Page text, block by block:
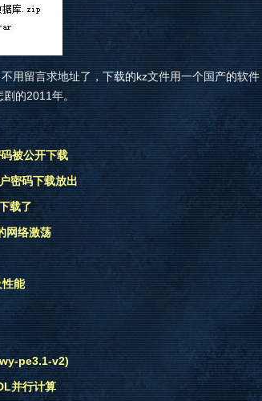
用留言求地址了，下载的kz文件用一个国产的软件
的2011年。
被公开下载
密码下载放出
载了
网络激荡
能
pe3.1-v2)
并行计算